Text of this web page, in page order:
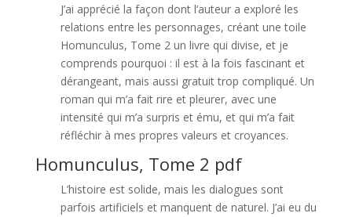
J’ai apprécié la façon dont l’auteur a exploré les
relations entre les personnages, créant une toile
Homunculus, Tome 2 un livre qui divise, et je
comprends pourquoi : il est à la fois fascinant et
dérangeant, mais aussi gratuit trop compliqué. Un
roman qui m’a fait rire et pleurer, avec une
intensité qui m’a surpris et ému, et qui m’a fait
réfléchir à mes propres valeurs et croyances.
Homunculus, Tome 2 pdf
L’histoire est solide, mais les dialogues sont
parfois artificiels et manquent de naturel. J’ai eu du